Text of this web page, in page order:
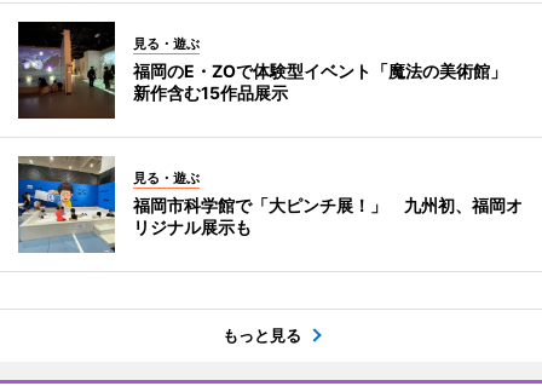
見る・遊ぶ
福岡のE・ZOで体験型イベント「魔法の美術館」
新作含む15作品展示
見る・遊ぶ
福岡市科学館で「大ピンチ展！」 九州初、福岡オ
リジナル展示も
もっと見る